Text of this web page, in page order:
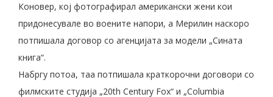
Коновер, кој фотографирал американски жени кои
придонесувале во воените напори, а Мерилин наскоро
потпишала договор со агенцијата за модели „Сината
книга“.
Набргу потоа, таа потпишала краткорочни договори со
филмските студија „20th Century Fox“ и „Columbia